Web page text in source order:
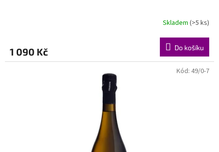
Skladem (>5 ks)
1 090 Kč Do košíku
Kód: 49/0-7